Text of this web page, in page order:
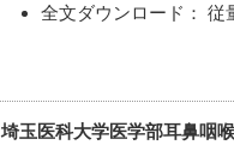
全文ダウンロード： 従
埼玉医科大学医学部耳鼻咽